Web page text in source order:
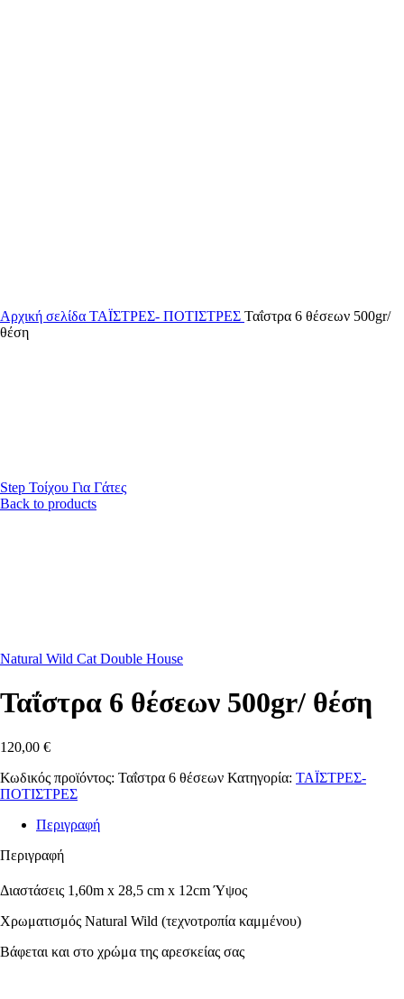
Αρχική σελίδα ΤΑΪΣΤΡΕΣ- ΠΟΤΙΣΤΡΕΣ Ταΐστρα 6 θέσεων 500gr/
θέση
Step Τοίχου Για Γάτες
Back to products
Natural Wild Cat Double House
Ταΐστρα 6 θέσεων 500gr/ θέση
120,00 €
Κωδικός προϊόντος: Ταΐστρα 6 θέσεων Κατηγορία: ΤΑΪΣΤΡΕΣ-
ΠΟΤΙΣΤΡΕΣ
Περιγραφή
Περιγραφή
Διαστάσεις 1,60m x 28,5 cm x 12cm Ύψος
Χρωματισμός Natural Wild (τεχνοτροπία καμμένου)
Βάφεται και στο χρώμα της αρεσκείας σας